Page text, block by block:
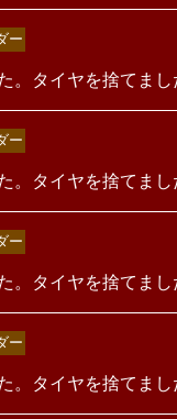
ー
。タイヤを捨てまし
ー
。タイヤを捨てまし
ー
。タイヤを捨てまし
ー
。タイヤを捨てまし